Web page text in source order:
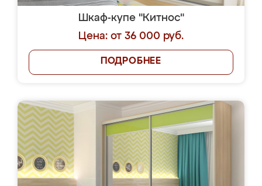
Шкаф-купе "Китнос"
Цена: от 36 000 руб.
ПОДРОБНЕЕ